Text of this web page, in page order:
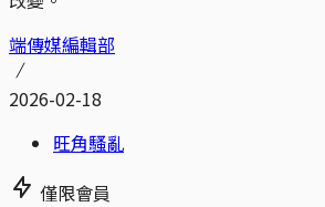
端傳媒編輯部
2026-02-18
旺角騷亂
僅限會員